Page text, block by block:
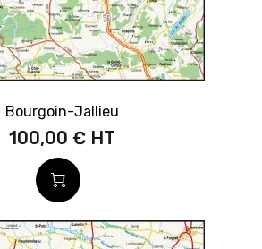
Bourgoin-Jallieu
100,00 €